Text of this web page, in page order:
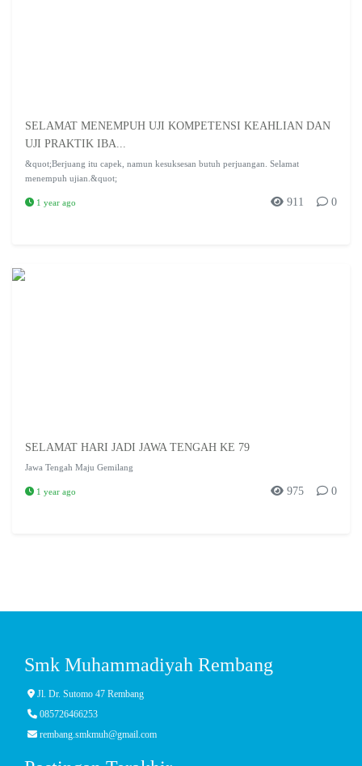
SELAMAT MENEMPUH UJI KOMPETENSI KEAHLIAN DAN
UJI PRAKTIK IBA...
&quot;Berjuang itu capek, namun kesuksesan butuh perjuangan. Selamat
menempuh ujian.&quot;
1 year ago 0
911
SELAMAT HARI JADI JAWA TENGAH KE 79
Jawa Tengah Maju Gemilang
1 year ago 0
975
Smk Muhammadiyah Rembang
Jl. Dr. Sutomo 47 Rembang
085726466253
rembang.smkmuh@gmail.com